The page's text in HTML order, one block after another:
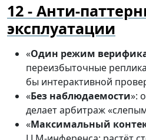
Анти-
эксплуатации
«Один режим
переизбыточные
бы интерактивной
«Без наблюдаемости»:
делает арбитраж
«Максимальный